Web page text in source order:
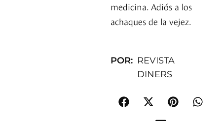
medicina. Adiós a los
achaques de la vejez.
POR: REVISTA
DINERS